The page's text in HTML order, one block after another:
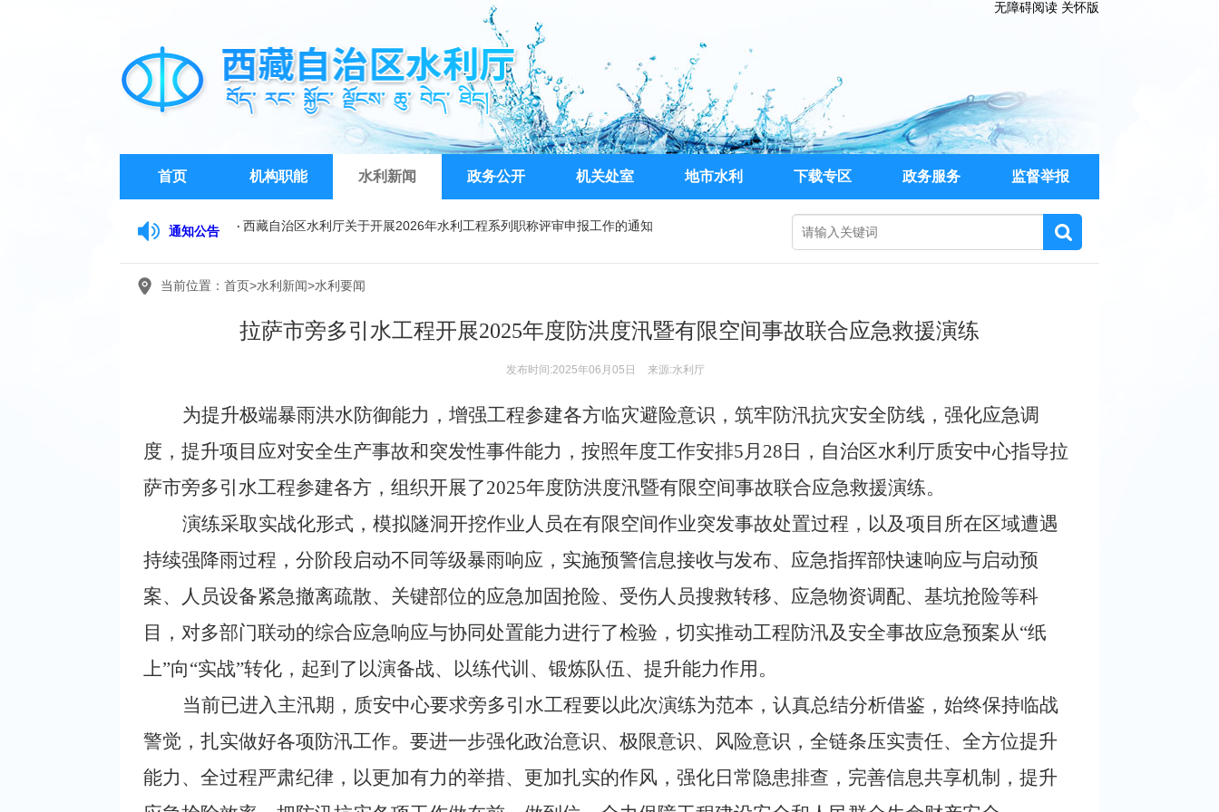
无障碍阅读 关怀版
首页 机构职能 水利新闻 政务公开 机关处室 地市水利 下载专区 政务服务 监督举报
通知公告 关于征求《西藏自治区水行政执法裁量权基准（2026年）（征求意见稿）》意见的函
当前位置： 首页>水利新闻>水利要闻
拉萨市旁多引水工程开展2025年度防洪度汛暨有限空间事故联合应急救援演练
发布时间:2025年06月05日 来源:水利厅
为提升极端暴雨洪水防御能力，增强工程参建各方临灾避险意识，筑牢防汛抗灾安全防线，强化应急调
度，提升项目应对安全生产事故和突发性事件能力，按照年度工作安排5月28日，自治区水利厅质安中心指导拉
萨市旁多引水工程参建各方，组织开展了2025年度防洪度汛暨有限空间事故联合应急救援演练。
演练采取实战化形式，模拟隧洞开挖作业人员在有限空间作业突发事故处置过程，以及项目所在区域遭遇
持续强降雨过程，分阶段启动不同等级暴雨响应，实施预警信息接收与发布、应急指挥部快速响应与启动预
案、人员设备紧急撤离疏散、关键部位的应急加固抢险、受伤人员搜救转移、应急物资调配、基坑抢险等科
目，对多部门联动的综合应急响应与协同处置能力进行了检验，切实推动工程防汛及安全事故应急预案从“纸
上”向“实战”转化，起到了以演备战、以练代训、锻炼队伍、提升能力作用。
当前已进入主汛期，质安中心要求旁多引水工程要以此次演练为范本，认真总结分析借鉴，始终保持临战
警觉，扎实做好各项防汛工作。要进一步强化政治意识、极限意识、风险意识，全链条压实责任、全方位提升
能力、全过程严肃纪律，以更加有力的举措、更加扎实的作风，强化日常隐患排查，完善信息共享机制，提升